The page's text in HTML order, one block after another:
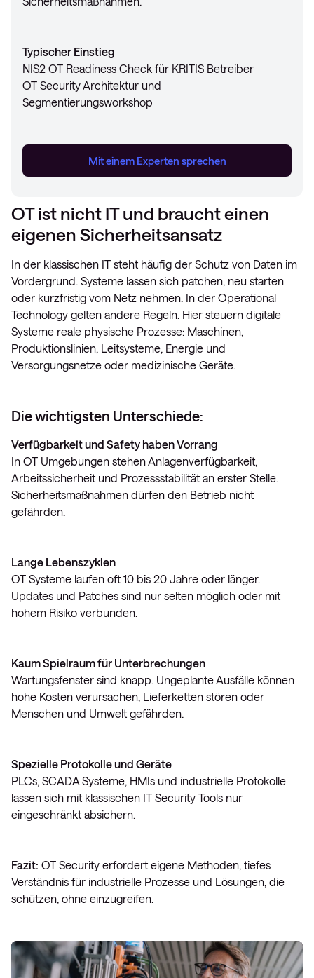
Typischer Einstieg
NIS2 OT Readiness Check für KRITIS Betreiber
OT Security Architektur und
Segmentierungsworkshop
Mit einem Experten sprechen
Mit einem Experten sprechen
Mit einem Experten sprechen
Mit einem Experten sprechen
OT ist nicht IT und braucht einen
eigenen Sicherheitsansatz
In der klassischen IT steht häufig der Schutz von Daten im
Vordergrund. Systeme lassen sich patchen, neu starten
oder kurzfristig vom Netz nehmen. In der Operational
Technology gelten andere Regeln. Hier steuern digitale
Systeme reale physische Prozesse: Maschinen,
Produktionslinien, Leitsysteme, Energie und
Versorgungsnetze oder medizinische Geräte.
Die wichtigsten Unterschiede:
Verfügbarkeit und Safety haben Vorrang
In OT Umgebungen stehen Anlagenverfügbarkeit,
Arbeitssicherheit und Prozessstabilität an erster Stelle.
Sicherheitsmaßnahmen dürfen den Betrieb nicht
gefährden.
Lange Lebenszyklen
OT Systeme laufen oft 10 bis 20 Jahre oder länger.
Updates und Patches sind nur selten möglich oder mit
hohem Risiko verbunden.
Kaum Spielraum für Unterbrechungen
Wartungsfenster sind knapp. Ungeplante Ausfälle können
hohe Kosten verursachen, Lieferketten stören oder
Menschen und Umwelt gefährden.
Spezielle Protokolle und Geräte
PLCs, SCADA Systeme, HMIs und industrielle Protokolle
lassen sich mit klassischen IT Security Tools nur
eingeschränkt absichern.
Fazit: OT Security erfordert eigene Methoden, tiefes
Verständnis für industrielle Prozesse und Lösungen, die
schützen, ohne einzugreifen.